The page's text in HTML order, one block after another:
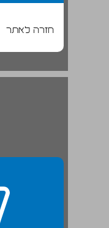
חזרה לאתר